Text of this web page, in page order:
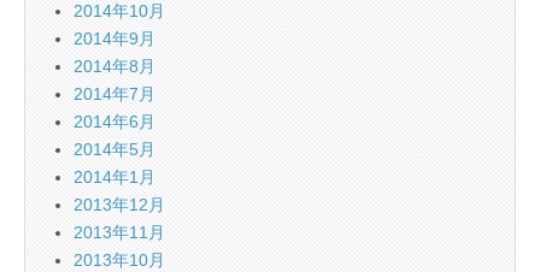
2014年10月
2014年9月
2014年8月
2014年7月
2014年6月
2014年5月
2014年1月
2013年12月
2013年11月
2013年10月